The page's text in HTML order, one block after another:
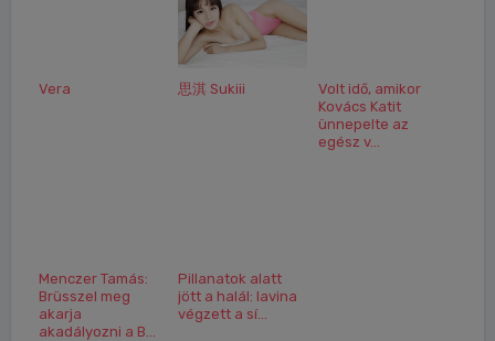
Vera 思淇 Sukiii
Volt idő, amikor
Kovács Katit
ünnepelte az
egész v...
Menczer Tamás:
Brüsszel meg
akarja
akadályozni a B...
Pillanatok alatt
jött a halál: lavina
végzett a sí...